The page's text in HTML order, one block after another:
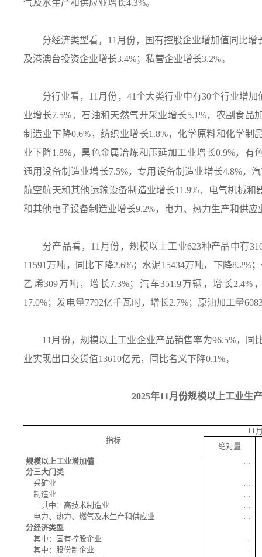
气及水生产和供应业增长4.3%。
分经济类型看， 11 月份，国有控股企业增加值同比增
及港澳台投资企业增长3.4%；私营企业增长3.2%。
分行业看， 11 月份， 41个大类行业中有30个行业增加
业增长7.5% ，石油和天然气开采业增长5.1%，农副食品
制造业下降0.6% ，纺织业增长1.8%，化学原料和化学制
业下降1.8% ，黑色金属冶炼和压延加工业增长0.9%，有
通用设备制造业增长7.5%，专用设备制造业增长4.8%，
航空航天和其他运输设备制造业增长11.9% ，电气机械和
和其他电子设备制造业增长9.2%，电力、热力生产和供应
分产品看， 11 月份，规模以上工业623种产品中有
11591 万吨，同比下降2.6%；水泥15434万吨，下降8.2%
乙烯309万吨，增长7.3%；汽车351.9万辆，增长2.4%
17.0%；发电量7792亿千瓦时，增长2.7%；原油加工量
11 月份，规模以上工业企业产品销售率为96.5%，同
业实现出口交货值13610亿元，同比名义下降0.1%。
2025年11 月份规模以上工业生
指标
11
绝对量
规模以上工业增加值
…
分三大门类
采矿业
…
制造业
…
其中：高技术制造业
…
电力、热力、燃气及水生产和供应业
…
分经济类型
其中：国有控股企业
…
其中：股份制企业
…